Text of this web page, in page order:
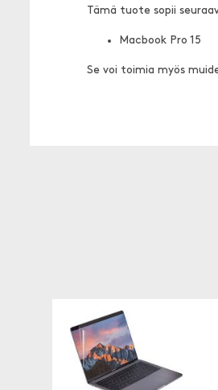
Tämä tuote sopii
Macbook Pro 15
Se voi toimia myös